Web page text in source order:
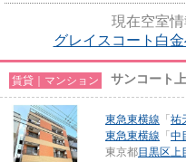
現在空室情
グレイスコート白
賃貸｜マンション サンコート
東急東横線 「 祐
東急東横線 「 中
東京都目黒区上